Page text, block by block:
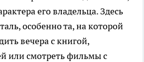
его владельца. Здесь
особенно та, на которой
вечера с книгой,
или смотреть фильмы с